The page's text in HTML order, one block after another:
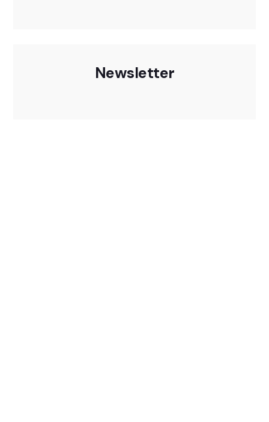
Newsletter